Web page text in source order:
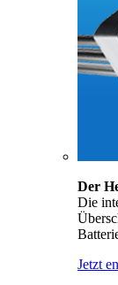
Der
Die
Jetzt